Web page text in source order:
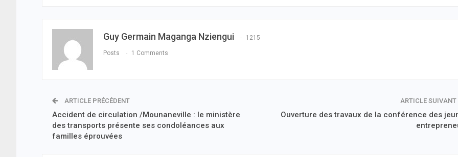
Guy Germain Maganga Nziengui 1215
Posts 1 Comments
ARTICLE PRÉCÉDENT
Accident de circulation /Mounaneville : le ministère
des transports présente ses condoléances aux
familles éprouvées
ARTICLE SUIVANT
Ouverture des travaux de la conférence des